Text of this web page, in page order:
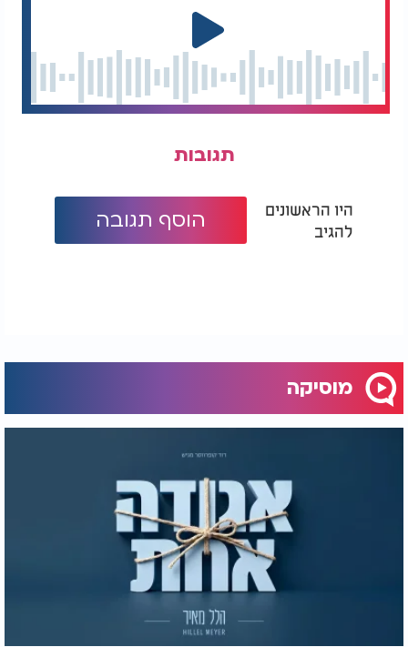
תגובות
היו הראשונים
להגיב
הוסף תגובה
מוסיקה